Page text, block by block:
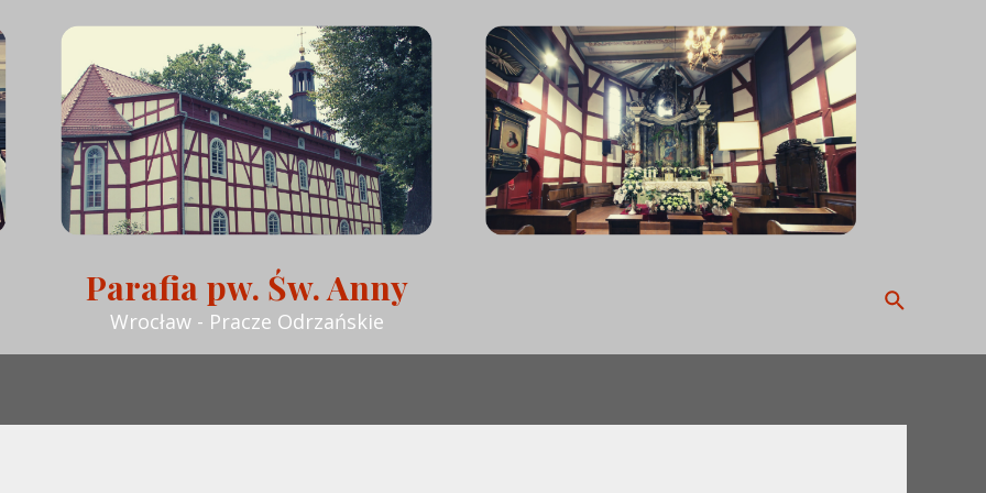
Parafia pw. Św. Anny
Wrocław - Pracze Odrzańskie
Search